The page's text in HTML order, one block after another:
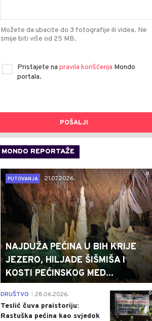
Možete da ubacite do 3 fotografije ili videa. Ne
smije biti više od 25 MB.
Pristajete na pravila korišćenja Mondo
portala.
POŠALJI
MONDO REPORTAŽE
0
PUTOVANJA
21.07.2026.
NAJDUŽA PEĆINA U BIH KRIJE
JEZERO, HILJADE ŠIŠMIŠA I
KOSTI PEĆINSKOG MED...
0
DRUŠTVO 28.06.2026.
Teslić čuva praistoriju:
Rastuška pećina kao svjedok